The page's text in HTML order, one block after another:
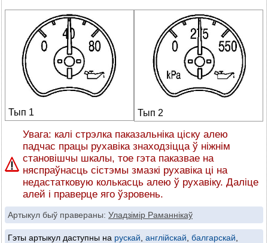
Тып 1 Тып 2
Увага: калі стрэлка паказальніка ціску алею
падчас працы рухавіка знаходзіцца ў ніжнім
становішчы шкалы, тое гэта паказвае на
няспраўнасць сістэмы змазкі рухавіка ці на
недастатковую колькасць алею ў рухавіку. Даліце
алей і праверце яго ўзровень.
Артыкул быў правераны: Уладзімір Раманнікаў
Гэты артыкул даступны на рускай англійскай балгарскай